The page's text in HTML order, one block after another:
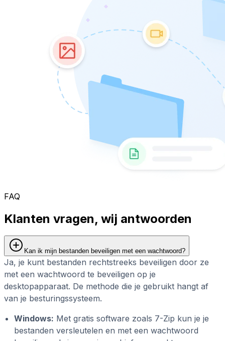
FAQ
Klanten vragen, wij antwoorden
Kan ik mijn bestanden beveiligen met een wachtwoord?
Ja, je kunt bestanden rechtstreeks beveiligen door ze
met een wachtwoord te beveiligen op je
desktopapparaat. De methode die je gebruikt hangt af
van je besturingssysteem.
Windows: Met gratis software zoals 7-Zip kun je je
bestanden versleutelen en met een wachtwoord